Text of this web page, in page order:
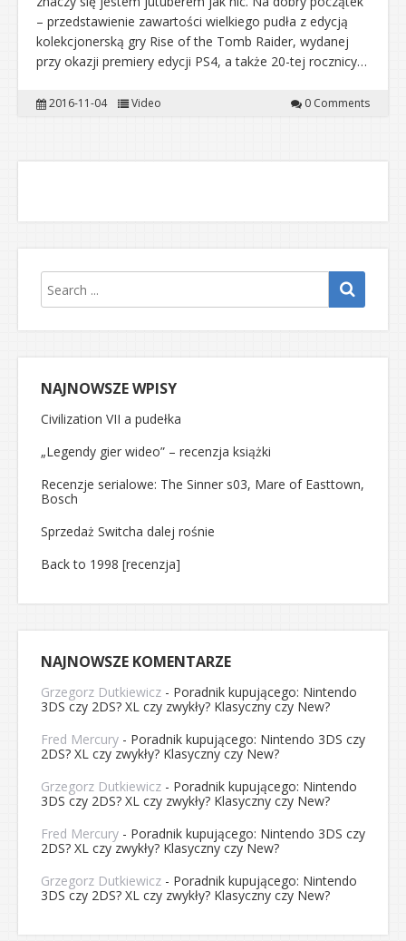
– przedstawienie zawartości wielkiego pudła z edycją
kolekcjonerską gry Rise of the Tomb Raider, wydanej
przy okazji premiery edycji PS4, a także 20-tej rocznicy…
2016-11-04 Video 0 Comments
NAJNOWSZE WPISY
Civilization VII a pudełka
„Legendy gier wideo” – recenzja książki
Recenzje serialowe: The Sinner s03, Mare of Easttown,
Bosch
Sprzedaż Switcha dalej rośnie
Back to 1998 [recenzja]
NAJNOWSZE KOMENTARZE
Grzegorz Dutkiewicz - Poradnik kupującego: Nintendo
3DS czy 2DS? XL czy zwykły? Klasyczny czy New?
Fred Mercury - Poradnik kupującego: Nintendo 3DS czy
2DS? XL czy zwykły? Klasyczny czy New?
Grzegorz Dutkiewicz - Poradnik kupującego: Nintendo
3DS czy 2DS? XL czy zwykły? Klasyczny czy New?
Fred Mercury - Poradnik kupującego: Nintendo 3DS czy
2DS? XL czy zwykły? Klasyczny czy New?
Grzegorz Dutkiewicz - Poradnik kupującego: Nintendo
3DS czy 2DS? XL czy zwykły? Klasyczny czy New?